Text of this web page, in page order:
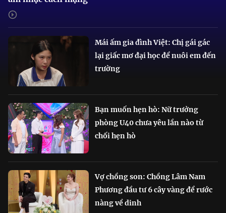
Mái ấm gia đình Việt: Chị gái gác
lại giấc mơ đại học để nuôi em đến
trường
Bạn muốn hẹn hò: Nữ trưởng
phòng U40 chưa yêu lần nào từ
chối hẹn hò
Vợ chồng son: Chồng Lâm Nam
Phương đầu tư 6 cây vàng để rước
nàng về dinh